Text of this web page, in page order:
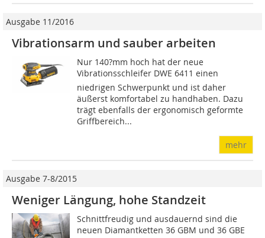
Ausgabe 11/2016
Vibrationsarm und sauber arbeiten
Nur 140?mm hoch hat der neue
Vibrationsschleifer DWE 6411 einen
niedrigen Schwerpunkt und ist daher
äußerst komfortabel zu handhaben. Dazu
trägt ebenfalls der ergonomisch geformte
Griffbereich...
mehr
Ausgabe 7-8/2015
Weniger Längung, hohe Standzeit
Schnittfreudig und ausdauernd sind die
neuen Diamantketten 36 GBM und 36 GBE